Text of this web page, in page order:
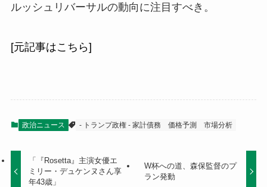
ルッシュリバーサルの動向に注目すべき。
[元記事はこちら]
政治ニュース - トランプ政権 - 家計債務 価格予測 市場分析
「『Rosetta』主演女優エ
ミリー・デュケンヌさん享
年43歳」
W杯への道、森保監督のプ
ラン発動